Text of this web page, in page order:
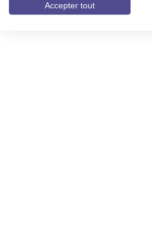
Accepter tout